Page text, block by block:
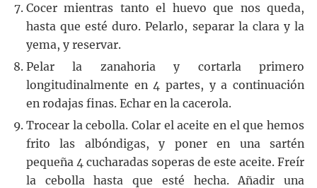
Cocer mientras tanto el huevo que nos queda,
hasta que esté duro. Pelarlo, separar la clara y la
yema, y reservar.
Pelar la zanahoria y cortarla primero
longitudinalmente en 4 partes, y a continuación
en rodajas finas. Echar en la cacerola.
Trocear la cebolla. Colar el aceite en el que hemos
frito las albóndigas, y poner en una sartén
pequeña 4 cucharadas soperas de este aceite. Freír
la cebolla hasta que esté hecha. Añadir una